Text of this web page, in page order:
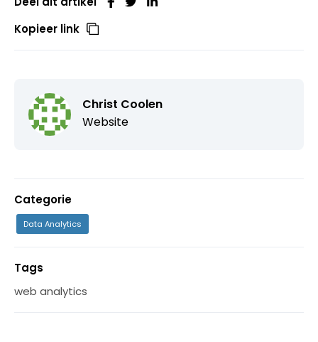
Kopieer link
Christ Coolen
Website
Categorie
Data Analytics
Tags
web analytics